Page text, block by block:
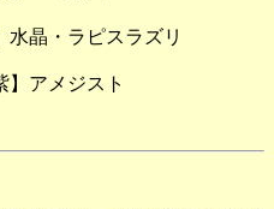
水晶・ラピスラズリ
】アメジスト